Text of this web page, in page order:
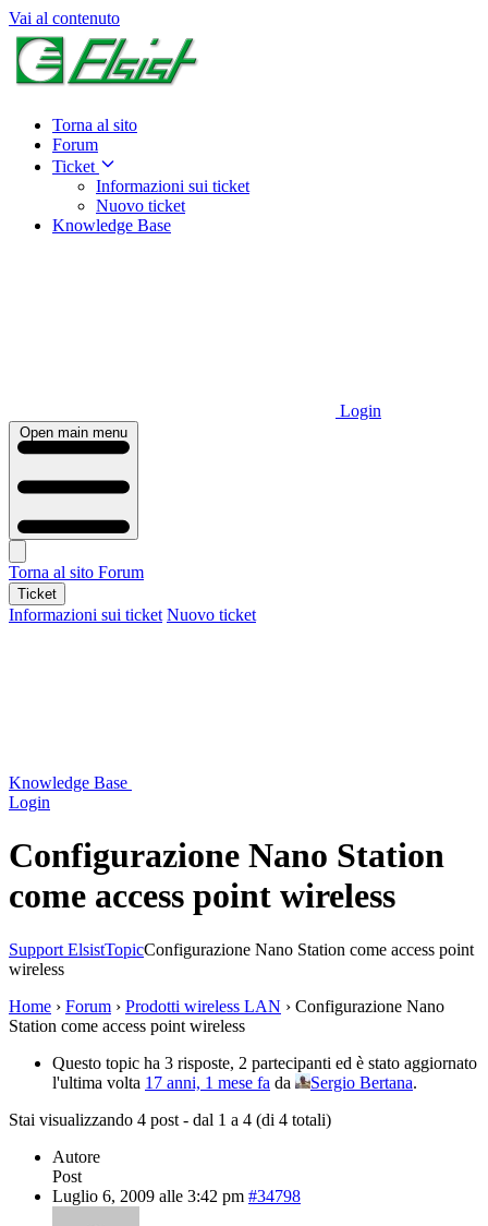
Vai al contenuto
Torna al sito
Forum
Ticket
Informazioni sui ticket
Nuovo ticket
Knowledge Base
Login
Open main menu
Torna al sito Forum
Ticket
Informazioni sui ticket Nuovo ticket
Knowledge Base
Login
Configurazione Nano Station
come access point wireless
Support ElsistTopicConfigurazione Nano Station come access point
wireless
Home › Forum › Prodotti wireless LAN › Configurazione Nano
Station come access point wireless
Questo topic ha 3 risposte, 2 partecipanti ed è stato aggiornato
l'ultima volta 17 anni, 1 mese fa da Sergio Bertana.
Stai visualizzando 4 post - dal 1 a 4 (di 4 totali)
Autore
Post
Luglio 6, 2009 alle 3:42 pm #34798